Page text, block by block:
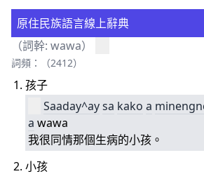
原住民族語言線上辭典
（詞幹: wawa）
詞頻：（2412）
孩子
Saaday^ay sa kako a
a wawa
我很同情那個生病的小孩。
小孩